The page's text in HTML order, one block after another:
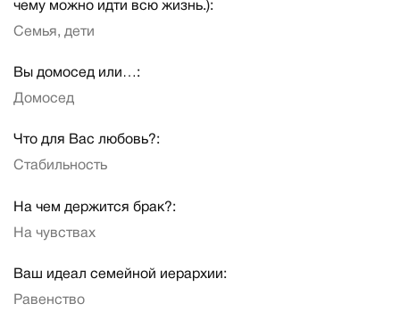
чему можно идти всю жизнь.):
Семья, дети
Вы домосед или…:
Домосед
Что для Вас любовь?:
Стабильность
На чем держится брак?:
На чувствах
Ваш идеал семейной иерархии:
Равенство